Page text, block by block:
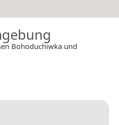
Bohoduchiwka und